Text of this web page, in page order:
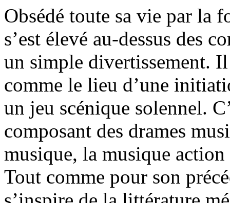
Obsédé toute sa vie par la
s’est élevé au-dessus des
un simple divertissement.
comme le lieu d’une
un jeu scénique solennel.
composant des drames
musique, la musique
Tout comme pour son